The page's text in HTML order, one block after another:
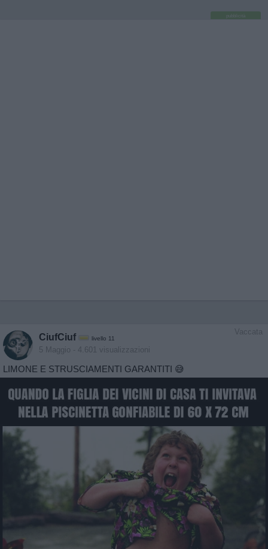
pubblicità
Vaccata
CiufCiuf livello 11
5 Maggio - 4.601 visualizzazioni
LIMONE E STRUSCIAMENTI GARANTITI 😅